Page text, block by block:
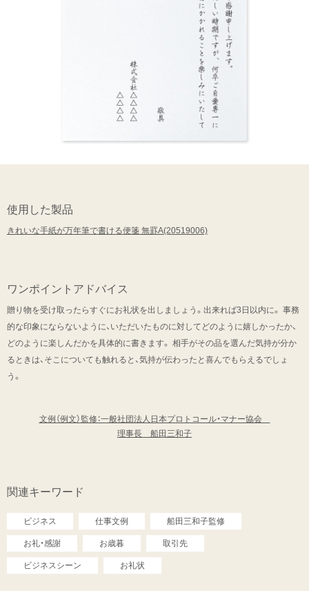
使用した製品
きれいな手紙が万年筆で書ける便箋 無罫A(20519006)
ワンポイントアドバイス
贈り物を受け取ったらすぐにお礼状を出しましょう。出来れば3日以内に。 事務
的な印象にならないように、いただいたものに対してどのように嬉しかったか、
どのように楽しんだかを具体的に書きます。 相手がその品を選んだ気持が分か
るときは、そこについても触れると、気持が伝わったと喜んでもらえるでしょ
う。
文例（例文）監修：一般社団法人日本プロトコール・マナー協会
理事長 船田三和子
関連キーワード
ビジネス 仕事文例 船田三和子監修
お礼・感謝 お歳暮 取引先
ビジネスシーン お礼状